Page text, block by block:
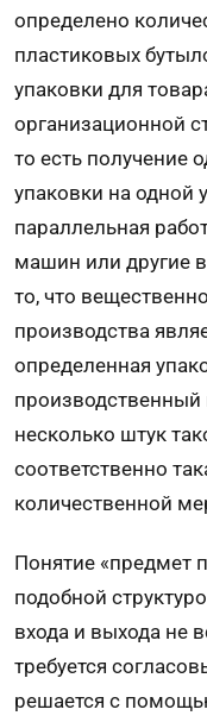
определено
пластиковых
упаковки для
организационной
то есть получение
упаковки на
параллельная
машин или другие
то, что
производства
определенная
производственный
несколько штук
соответственно
количественной
Понятие «предмет
подобной
входа и выхода не
требуется
решается с